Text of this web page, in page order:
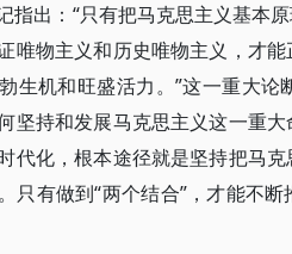
指出：“只有把马克思主义基本
唯物主义和历史唯物主义，才
生机和旺盛活力。”这一重大
坚持和发展马克思主义这一重
代化，根本途径就是坚持把马
只有做到“两个结合”，才能不